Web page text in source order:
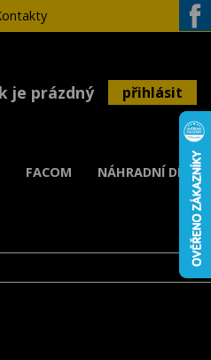
je prázdný přihlásit
FACOM NÁHRADNÍ DÍLY